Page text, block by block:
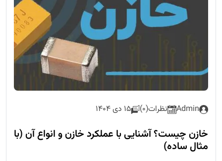
Admin نظرات(0) 15 دی 1404
خازن چیست؟ آشنایی با عملکرد خازن و انواع آن (با
مثال ساده)